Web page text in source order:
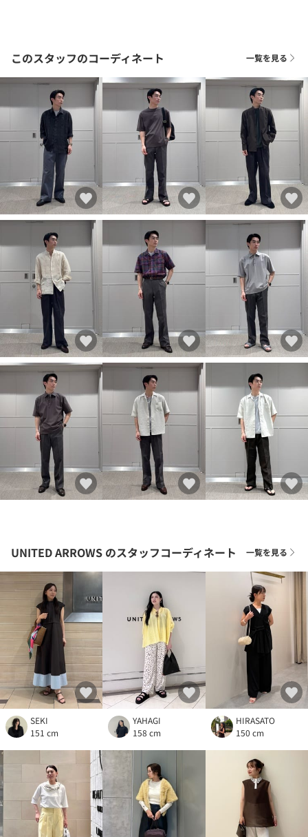
このスタッフのコーディネート 一覧を見る
UNITED ARROWS のスタッフコーディネート 一覧を見る
SEKI
151 cm
YAHAGI
158 cm
HIRASATO
150 cm